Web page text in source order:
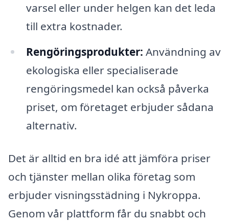
varsel eller under helgen kan det leda
till extra kostnader.
Rengöringsprodukter: Användning av
ekologiska eller specialiserade
rengöringsmedel kan också påverka
priset, om företaget erbjuder sådana
alternativ.
Det är alltid en bra idé att jämföra priser
och tjänster mellan olika företag som
erbjuder visningsstädning i Nykroppa.
Genom vår plattform får du snabbt och